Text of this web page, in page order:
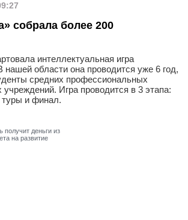
собрала более 200
интеллектуальная игра
нашей области она проводится уже 6 год,
средних профессиональных
Игра проводится в 3 этапа:
туры и финал.